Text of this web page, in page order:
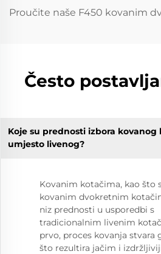
Proučite naše F450 kovanim
Često
Koje su prednosti izbora kovanog
umjesto livenog?
Kovanim kotačima, kao što
kovanim dvokretnim
niz prednosti u usporedbi s
tradicionalnim livenim
prvo, proces kovanja stvara
što rezultira jačim i